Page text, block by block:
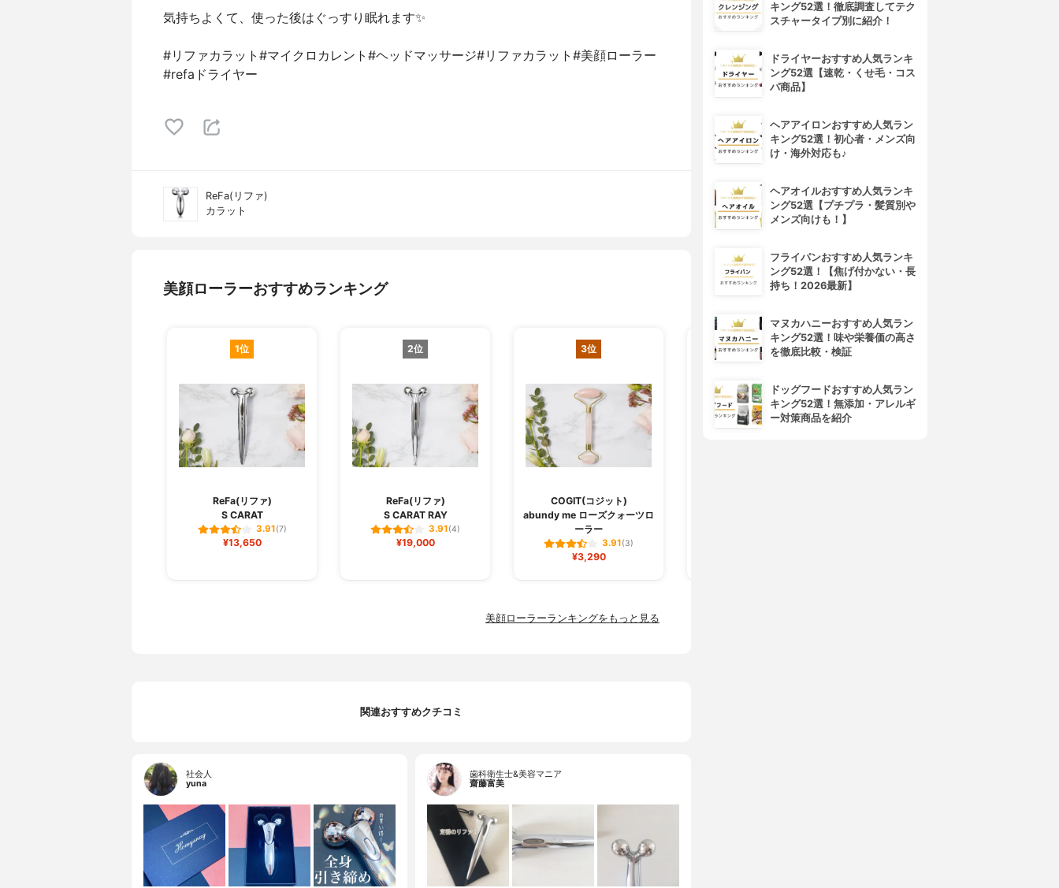
気持ちよくて、使った後はぐっすり眠れます✨
#リファカラット#マイクロカレント#ヘッドマッサージ#リファカラット#美顔ローラー
#refaドライヤー
ReFa(リファ)
カラット
美顔ローラーおすすめランキング
1位
ReFa(リファ)
S CARAT
3.91(7)
¥13,650
2位
ReFa(リファ)
S CARAT RAY
3.91(4)
¥19,000
3位
COGIT(コジット)
abundy me ローズクォーツロ
ーラー
3.91(3)
¥3,290
4位
美顔ローラーランキングをもっと見る
関連おすすめクチコミ
社会人
yuna
歯科衛生士&美容マニア
齋藤富美
キング52選！徹底調査してテク
スチャータイプ別に紹介！
ドライヤーおすすめ人気ランキ
ング52選【速乾・くせ毛・コス
パ商品】
ヘアアイロンおすすめ人気ラン
キング52選！初心者・メンズ向
け・海外対応も♪
ヘアオイルおすすめ人気ランキ
ング52選【プチプラ・髪質別や
メンズ向けも！】
フライパンおすすめ人気ランキ
ング52選！【焦げ付かない・長
持ち！2026最新】
マヌカハニーおすすめ人気ラン
キング52選！味や栄養価の高さ
を徹底比較・検証
ドッグフードおすすめ人気ラン
キング52選！無添加・アレルギ
ー対策商品を紹介